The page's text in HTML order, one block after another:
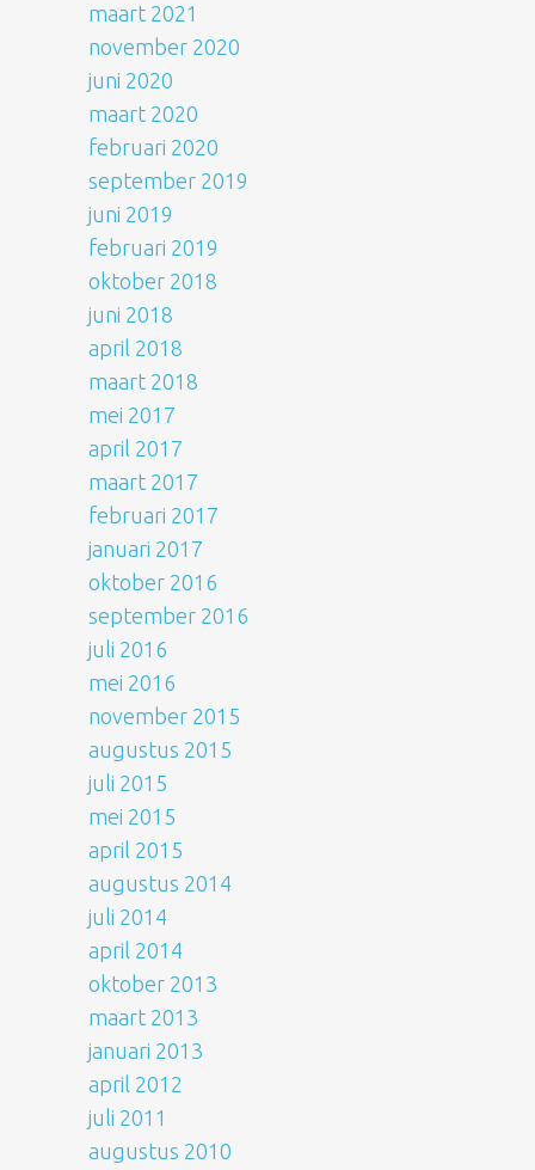
maart 2021
november 2020
juni 2020
maart 2020
februari 2020
september 2019
juni 2019
februari 2019
oktober 2018
juni 2018
april 2018
maart 2018
mei 2017
april 2017
maart 2017
februari 2017
januari 2017
oktober 2016
september 2016
juli 2016
mei 2016
november 2015
augustus 2015
juli 2015
mei 2015
april 2015
augustus 2014
juli 2014
april 2014
oktober 2013
maart 2013
januari 2013
april 2012
juli 2011
augustus 2010